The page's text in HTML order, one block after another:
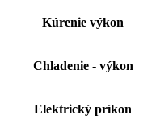
Kúrenie výkon
Chladenie - výkon
Elektrický príkon